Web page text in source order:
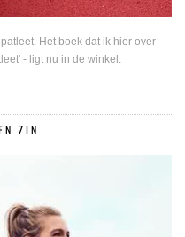
Het boek dat ik hier over
- ligt nu in de winkel.
ZIN